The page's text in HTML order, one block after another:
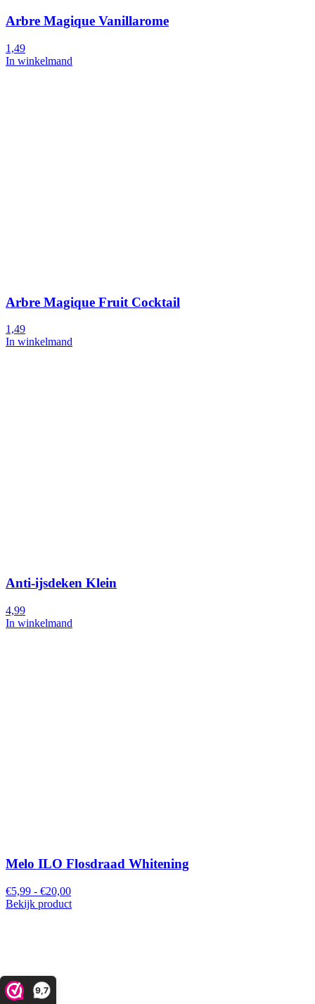
9,7
Arbre Magique Vanillarome
1,49
In winkelmand
Arbre Magique Fruit Cocktail
1,49
In winkelmand
Anti-ijsdeken Klein
4,99
In winkelmand
Melo ILO Flosdraad Whitening
€5,99 - €20,00
Bekijk product